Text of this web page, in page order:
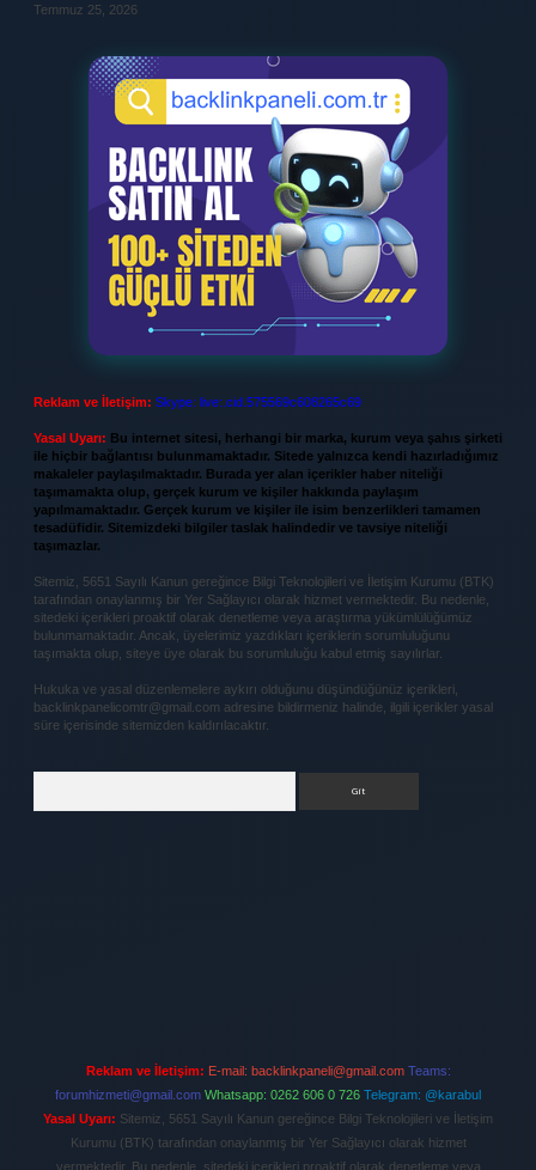
Temmuz 25, 2026
Reklam ve İletişim: Skype: live:.cid.575569c608265c69
Yasal Uyarı: Bu internet sitesi, herhangi bir marka, kurum veya şahıs şirketi
ile hiçbir bağlantısı bulunmamaktadır. Sitede yalnızca kendi hazırladığımız
makaleler paylaşılmaktadır. Burada yer alan içerikler haber niteliği
taşımamakta olup, gerçek kurum ve kişiler hakkında paylaşım
yapılmamaktadır. Gerçek kurum ve kişiler ile isim benzerlikleri tamamen
tesadüfidir. Sitemizdeki bilgiler taslak halindedir ve tavsiye niteliği
taşımazlar.
Sitemiz, 5651 Sayılı Kanun gereğince Bilgi Teknolojileri ve İletişim Kurumu (BTK)
tarafından onaylanmış bir Yer Sağlayıcı olarak hizmet vermektedir. Bu nedenle,
sitedeki içerikleri proaktif olarak denetleme veya araştırma yükümlülüğümüz
bulunmamaktadır. Ancak, üyelerimiz yazdıkları içeriklerin sorumluluğunu
taşımakta olup, siteye üye olarak bu sorumluluğu kabul etmiş sayılırlar.
Hukuka ve yasal düzenlemelere aykırı olduğunu düşündüğünüz içerikleri,
backlinkpanelicomtr@gmail.com adresine bildirmeniz halinde, ilgili içerikler yasal
süre içerisinde sitemizden kaldırılacaktır.
Reklam ve İletişim: E-mail: backlinkpaneli@gmail.com Teams:
forumhizmeti@gmail.com Whatsapp: 0262 606 0 726 Telegram: @karabul
Yasal Uyarı: Sitemiz, 5651 Sayılı Kanun gereğince Bilgi Teknolojileri ve İletişim
Kurumu (BTK) tarafından onaylanmış bir Yer Sağlayıcı olarak hizmet
vermektedir. Bu nedenle, sitedeki içerikleri proaktif olarak denetleme veya